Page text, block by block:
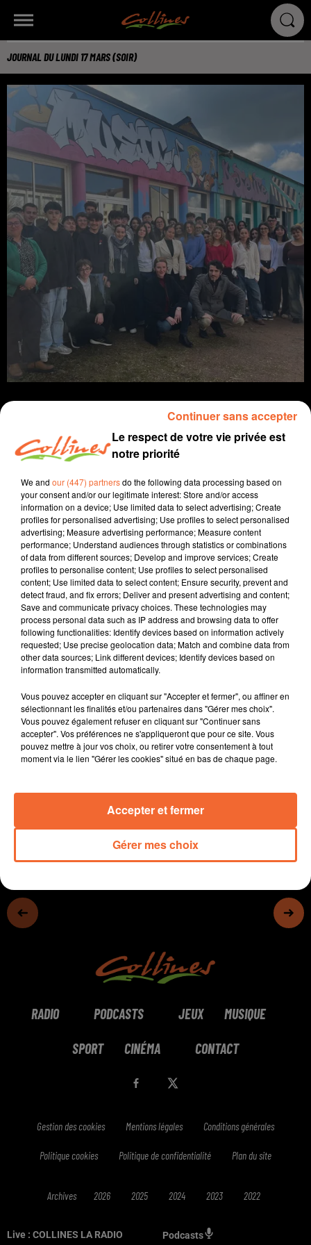
Live : COLLINES LA RADIO Podcasts
JOURNAL DU LUNDI 17 MARS (SOIR)
info
17 mars 2025 - 13 min 44 sec
JOURNAL DU LUNDI 17 MARS (SOIR)
Fabien Gazeau
L'info près de chez vous
Présenté par Fabien Gazeau
- La Région Nouvelle-Aquitaine est réuni en plénière
aujourd'hui, les oreilles de l'Etat ont sifflé sur Natura
2000
- A Thouars, le projet de rénovation de l'immeuble
Saugé est mal embarqué...
plus à la poubelle grâce à l'ingéniosité du fils de Luc
Ligner.
- Des lycéens de St Jo à Bressuire ont participé à une
création musicale ces dernières semaines avec le duo
RADIO PODCASTS JEUX MUSIQUE
SPORT CINÉMA CONTACT
Gestion des cookies Mentions légales Conditions générales
Politique cookies Politique de confidentialité Plan du site
Archives 2026 2025 2024 2023 2022
Le respect de votre vie privée est
notre priorité
We and our (447) partnersdo the following data processing based on
your consent and/or our legitimate interest: Store and/or access
information on a device; Use limited data to select advertising; Create
profiles for personalised advertising; Use profiles to select personalised
advertising; Measure advertising performance; Measure content
performance; Understand audiences through statistics or combinations
of data from different sources; Develop and improve services; Create
profiles to personalise content; Use profiles to select personalised
content; Use limited data to select content; Ensure security, prevent and
detect fraud, and fix errors; Deliver and present advertising and content;
Save and communicate privacy choices. These technologies may
process personal data such as IP address and browsing data to offer
following functionalities: Identify devices based on information actively
requested; Use precise geolocation data; Match and combine data from
other data sources; Link different devices; Identify devices based on
information transmitted automatically.
Vous pouvez accepter en cliquant sur "Accepter et fermer", ou affiner en
sélectionnant les finalités et/ou partenaires dans "Gérer mes choix".
Vous pouvez également refuser en cliquant sur "Continuer sans
accepter". Vos préférences ne s'appliqueront que pour ce site. Vous
pouvez mettre à jour vos choix, ou retirer votre consentement à tout
moment via le lien "Gérer les cookies" situé en bas de chaque page.
Gérer mes choix
Accepter et fermer
Continuer sans accepter